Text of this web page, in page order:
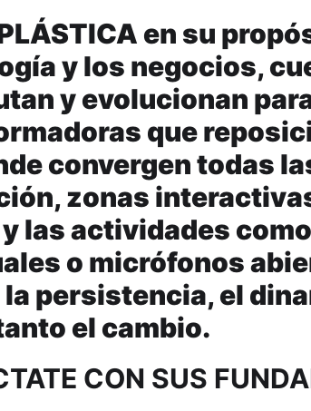
en su
y los negocios,
y evolucionan
que
convergen todas
zonas
las actividades
o micrófonos
persistencia, el
el cambio.
CON SUS